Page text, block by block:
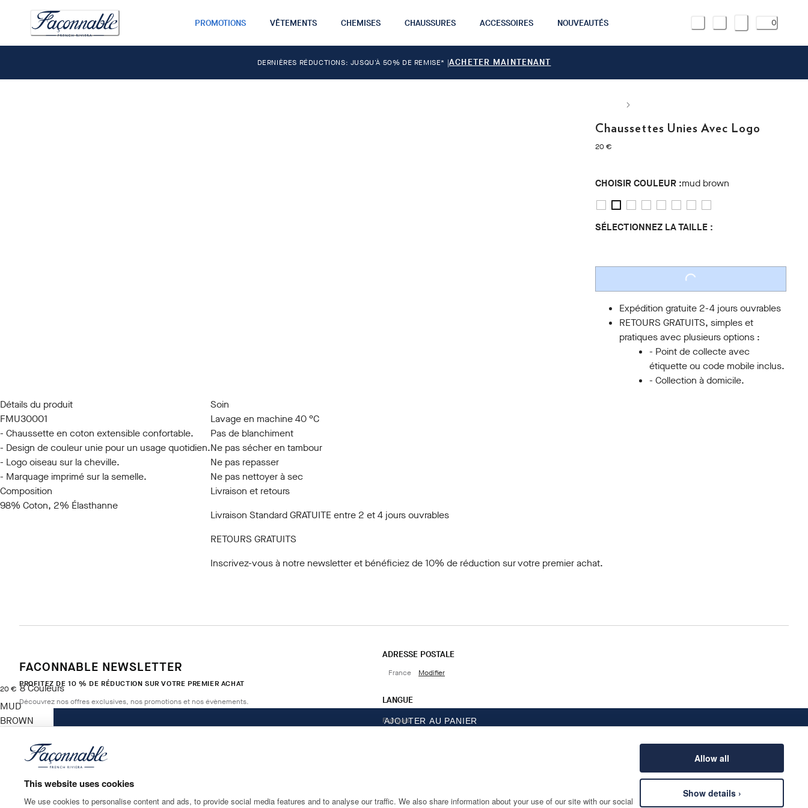
This website uses cookies
We use cookies to personalise content and ads, to provide social media features and to analyse our traffic. We also share information about your use of our site with our social
Allow all
Show details ›
PROMOTIONS VÊTEMENTS CHEMISES CHAUSSURES ACCESSOIRES NOUVEAUTÉS 0
DERNIÈRES RÉDUCTIONS: JUSQU'À 50% DE REMISE* |ACHETER MAINTENANT
Chaussettes Unies Avec Logo
20 €
current price 20 €
CHOISIR COULEUR :mud brown
SÉLECTIONNEZ LA TAILLE :
LOADING...
Expédition gratuite 2-4 jours ouvrables
RETOURS GRATUITS, simples et
pratiques avec plusieurs options :
- Point de collecte avec
étiquette ou code mobile inclus.
- Collection à domicile.
Détails du produit
FMU30001
- Chaussette en coton extensible confortable.
- Design de couleur unie pour un usage quotidien.
- Logo oiseau sur la cheville.
- Marquage imprimé sur la semelle.
Composition
98% Coton, 2% Élasthanne
Soin
Lavage en machine 40 °C
Pas de blanchiment
Ne pas sécher en tambour
Ne pas repasser
Ne pas nettoyer à sec
Livraison et retours
Livraison Standard GRATUITE entre 2 et 4 jours ouvrables
RETOURS GRATUITS
Inscrivez-vous à notre newsletteret bénéficiez de 10% de réduction sur votre premier achat.
20 €
current price 20 €
8Couleurs
MUD
BROWN
AJOUTER AU PANIER
FACONNABLE NEWSLETTER
PROFITEZ DE 10 % DE RÉDUCTION SUR VOTRE PREMIER ACHAT
Découvrez nos offres exclusives, nos promotions et nos évènements.
ADRESSE POSTALE
France Modifier
LANGUE
Français